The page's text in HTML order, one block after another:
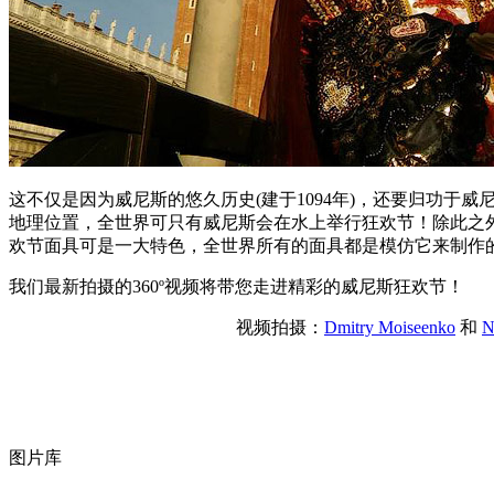
这不仅是因为威尼斯的悠久历史(建于1094年)，还要归功于威
地理位置，全世界可只有威尼斯会在水上举行狂欢节！除此之
欢节面具可是一大特色，全世界所有的面具都是模仿它来制作
我们最新拍摄的360º视频将带您走进精彩的威尼斯狂欢节！
视频拍摄： Dmitry Moiseenko 和
图片库